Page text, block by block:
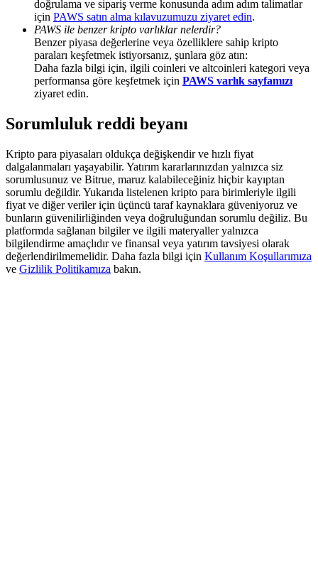
BTC Welcome Rewards
Deposit & Trade BTC to Share 25000 USDT prize pool!
Deposit CASHCAT & Win
doğrulama ve sipariş verme konusunda adım adım talimatlar
için PAWS satın alma kılavuzumuzu ziyaret edin.
PAWS ile benzer kripto varlıklar nelerdir?
Benzer piyasa değerlerine veya özelliklere sahip kripto
paraları keşfetmek istiyorsanız, şunlara göz atın:
Daha fazla bilgi için, ilgili coinleri ve altcoinleri kategori veya
performansa göre keşfetmek için PAWS varlık sayfamızı
ziyaret edin.
Sorumluluk reddi beyanı
Kripto para piyasaları oldukça değişkendir ve hızlı fiyat
dalgalanmaları yaşayabilir. Yatırım kararlarınızdan yalnızca siz
sorumlusunuz ve Bitrue, maruz kalabileceğiniz hiçbir kayıptan
sorumlu değildir. Yukarıda listelenen kripto para birimleriyle ilgili
fiyat ve diğer veriler için üçüncü taraf kaynaklara güveniyoruz ve
bunların güvenilirliğinden veya doğruluğundan sorumlu değiliz. Bu
platformda sağlanan bilgiler ve ilgili materyaller yalnızca
bilgilendirme amaçlıdır ve finansal veya yatırım tavsiyesi olarak
değerlendirilmemelidir. Daha fazla bilgi için Kullanım Koşullarımıza
ve Gizlilik Politikamıza bakın.